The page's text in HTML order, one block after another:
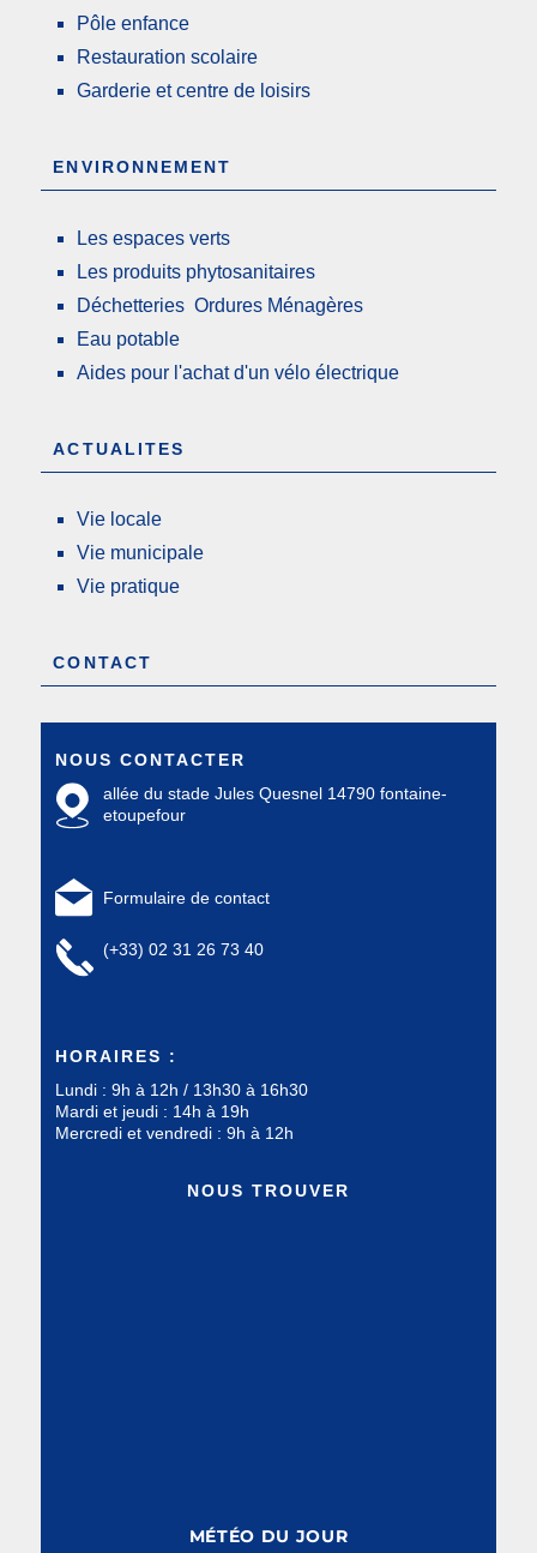
Pôle enfance
Restauration scolaire
Garderie et centre de loisirs
ENVIRONNEMENT
Les espaces verts
Les produits phytosanitaires
Déchetteries Ordures Ménagères
Eau potable
Aides pour l'achat d'un vélo électrique
ACTUALITES
Vie locale
Vie municipale
Vie pratique
CONTACT
NOUS CONTACTER
allée du stade Jules Quesnel 14790 fontaine-
etoupefour
Formulaire de contact
(+33) 02 31 26 73 40
HORAIRES :
Lundi : 9h à 12h / 13h30 à 16h30
Mardi et jeudi : 14h à 19h
Mercredi et vendredi : 9h à 12h
NOUS TROUVER
MÉTÉO DU JOUR